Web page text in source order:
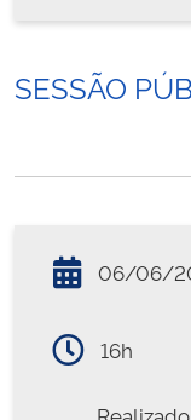
SESSÃO
06/06/
16h